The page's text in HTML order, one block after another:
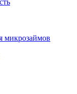
микрозаймов